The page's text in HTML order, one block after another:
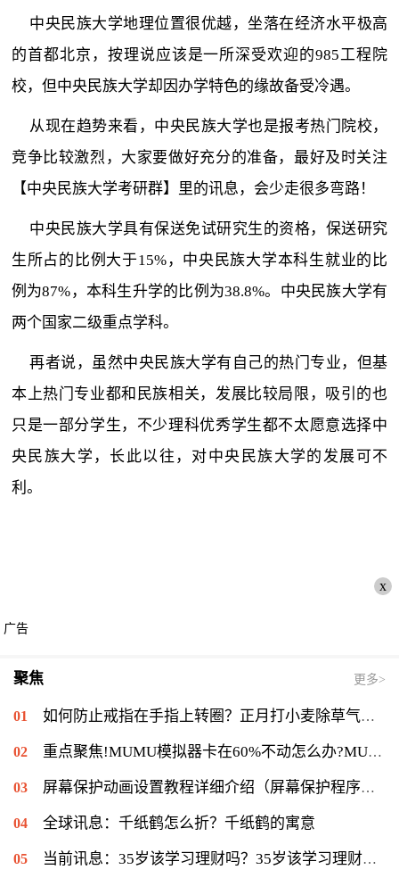
中央民族大学地理位置很优越，坐落在经济水平极高
的首都北京，按理说应该是一所深受欢迎的985工程院
校，但中央民族大学却因办学特色的缘故备受冷遇。
从现在趋势来看，中央民族大学也是报考热门院校，
竞争比较激烈，大家要做好充分的准备，最好及时关注
【中央民族大学考研群】里的讯息，会少走很多弯路！
中央民族大学具有保送免试研究生的资格，保送研究
生所占的比例大于15%，中央民族大学本科生就业的比
例为87%，本科生升学的比例为38.8%。中央民族大学有
两个国家二级重点学科。
再者说，虽然中央民族大学有自己的热门专业，但基
本上热门专业都和民族相关，发展比较局限，吸引的也
只是一部分学生，不少理科优秀学生都不太愿意选择中
央民族大学，长此以往，对中央民族大学的发展可不
利。
x
广告
聚焦 更多>
如何防止戒指在手指上转圈？正月打小麦除草气温多少能打？ 全球短讯
重点聚焦!MUMU模拟器卡在60%不动怎么办?MUMU模拟器卡在60%的解决流程
屏幕保护动画设置教程详细介绍（屏幕保护程序等待时间怎么设置）|当前速读
全球讯息：千纸鹤怎么折？千纸鹤的寓意
当前讯息：35岁该学习理财吗？35岁该学习理财会不会太迟？